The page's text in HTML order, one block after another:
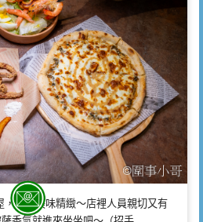
，餐點美味精緻～店裡人員親切又有